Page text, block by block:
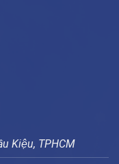
Kiệu, TPHCM